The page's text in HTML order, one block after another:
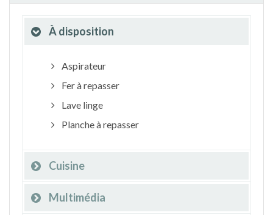
À disposition
Aspirateur
Fer à repasser
Lave linge
Planche à repasser
Cuisine
Multimédia